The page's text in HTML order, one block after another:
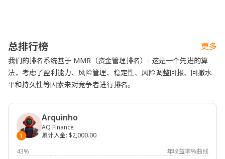
总排行榜 更多
我们的排名系统基于 MMR（资金管理排名）- 这是一个先进的算
法，考虑了盈利能力、风险管理、稳定性、风险调整回报、回撤水
平和持久性等因素来对竞争者进行排名。
1
Arquinho
AQ Finance
累计入金: $2,000.00
43%
年收益率%曲线